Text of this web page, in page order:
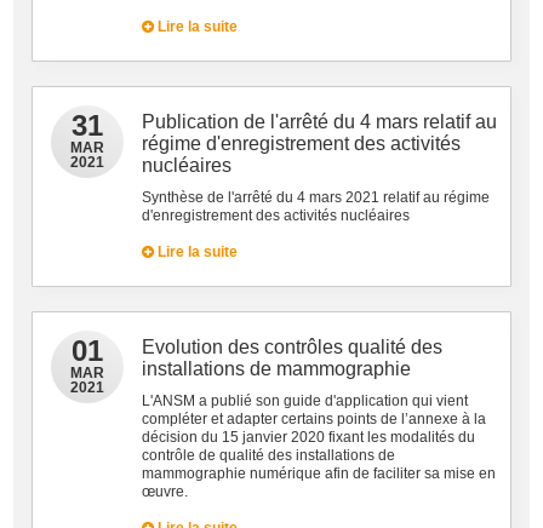
Lire la suite
31
MAR
2021
Publication de l'arrêté du 4 mars relatif au
régime d'enregistrement des activités
nucléaires
Synthèse de l'arrêté du 4 mars 2021 relatif au régime
d'enregistrement des activités nucléaires
Lire la suite
01
MAR
2021
Evolution des contrôles qualité des
installations de mammographie
L'ANSM a publié son guide d'application qui vient
compléter et adapter certains points de l’annexe à la
décision du 15 janvier 2020 fixant les modalités du
contrôle de qualité des installations de
mammographie numérique afin de faciliter sa mise en
œuvre.